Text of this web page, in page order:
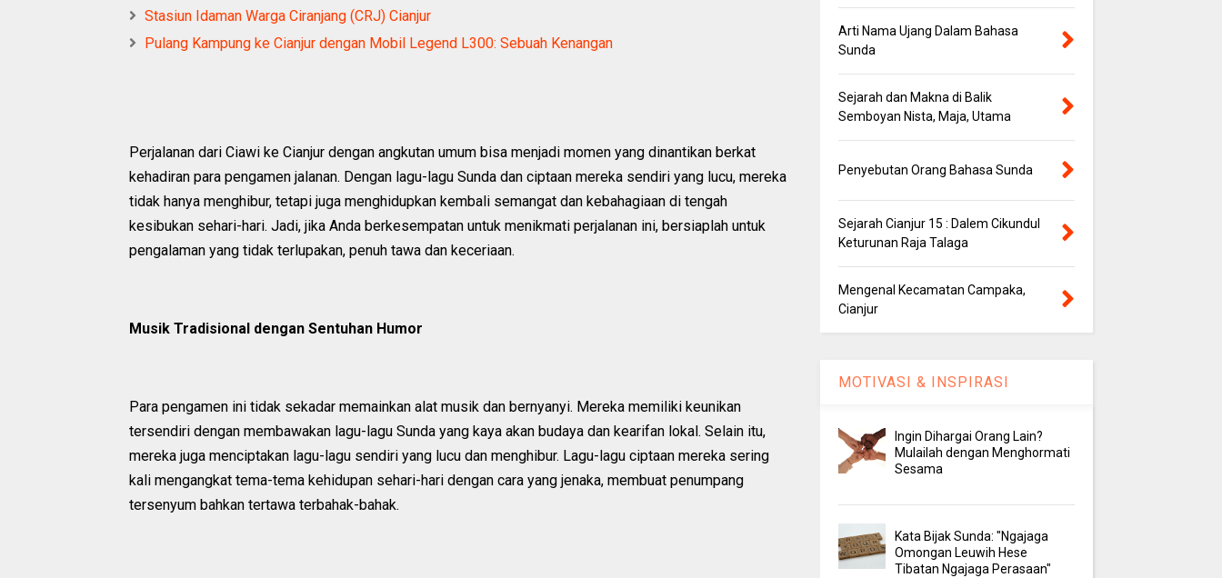
Stasiun Idaman Warga Ciranjang (CRJ) Cianjur
Pulang Kampung ke Cianjur dengan Mobil Legend L300: Sebuah Kenangan
Perjalanan dari Ciawi ke Cianjur dengan angkutan umum bisa menjadi momen yang dinantikan berkat
kehadiran para pengamen jalanan. Dengan lagu-lagu Sunda dan ciptaan mereka sendiri yang lucu, mereka
tidak hanya menghibur, tetapi juga menghidupkan kembali semangat dan kebahagiaan di tengah
kesibukan sehari-hari. Jadi, jika Anda berkesempatan untuk menikmati perjalanan ini, bersiaplah untuk
pengalaman yang tidak terlupakan, penuh tawa dan keceriaan.
Musik Tradisional dengan Sentuhan Humor
Para pengamen ini tidak sekadar memainkan alat musik dan bernyanyi. Mereka memiliki keunikan
tersendiri dengan membawakan lagu-lagu Sunda yang kaya akan budaya dan kearifan lokal. Selain itu,
mereka juga menciptakan lagu-lagu sendiri yang lucu dan menghibur. Lagu-lagu ciptaan mereka sering
kali mengangkat tema-tema kehidupan sehari-hari dengan cara yang jenaka, membuat penumpang
tersenyum bahkan tertawa terbahak-bahak.
Arti Nama Ujang Dalam Bahasa
Sunda
Sejarah dan Makna di Balik
Semboyan Nista, Maja, Utama
Penyebutan Orang Bahasa Sunda
Sejarah Cianjur 15 : Dalem Cikundul
Keturunan Raja Talaga
Mengenal Kecamatan Campaka,
Cianjur
MOTIVASI & INSPIRASI
Ingin Dihargai Orang Lain?
Mulailah dengan Menghormati
Sesama
Kata Bijak Sunda: "Ngajaga
Omongan Leuwih Hese
Tibatan Ngajaga Perasaan"